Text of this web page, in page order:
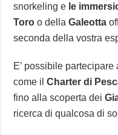
snorkeling e le
Toro o dellaGaleotta
seconda della vostra
E’ possibile
come ilCharter di
fino alla scoperta dei
ricerca di qualcosa di